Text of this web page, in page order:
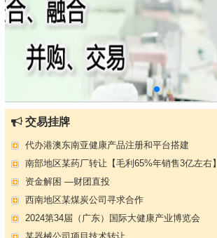
交易挂牌
【专注投资】城投 交投 建投等国企项目合作
【寻求合作】海外代理、慈善机构
某资方在全国大量求购各地机构
代办港澳东南亚健康产品注册和平台搭建
南部地区某药厂转让【毛利65%年销售3亿左右】
资金解困 —财团直投
西南地区某煤炭公司寻求合作
2024第34届（广东）国际大健康产业博览会
某器械公司项目技术转让